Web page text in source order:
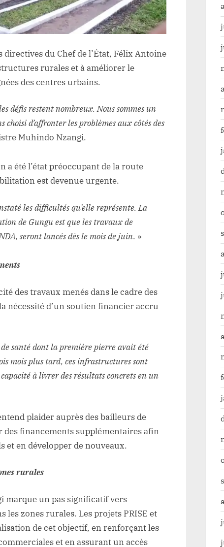
directives du Chef de l’État, Félix Antoine
rurales et à améliorer le
des centres urbains.
défis restent nombreux. Nous sommes un
d’affronter les problèmes aux côtés des
Muhindo Nzangi.
a été l’état préoccupant de la route
est devenue urgente.
les difficultés qu’elle représente. La
de Gungu est que les travaux de
seront lancés dès le mois de juin. »
des travaux menés dans le cadre des
nécessité d’un soutien financier accru
de santé dont la première pierre avait été
mois plus tard, ces infrastructures sont
à livrer des résultats concrets en un
plaider auprès des bailleurs de
financements supplémentaires afin
et en développer de nouveaux.
rurales
marque un pas significatif vers
les zones rurales. Les projets PRISE et
de cet objectif, en renforçant les
et en assurant un accès